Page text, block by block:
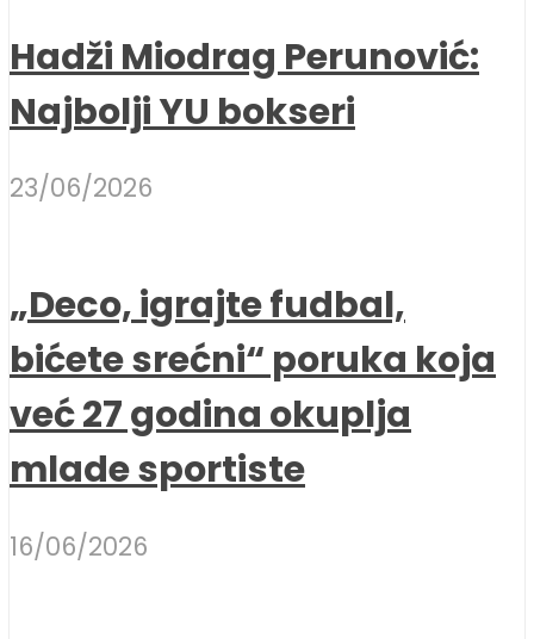
Hadži Miodrag Perunović:
Najbolji YU bokseri
23/06/2026
„Deco, igrajte fudbal,
bićete srećni“ poruka koja
već 27 godina okuplja
mlade sportiste
16/06/2026